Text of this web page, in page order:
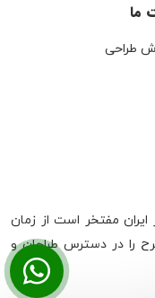
ما
طراحی
در ایران مفتخر است از زمان
را در دسترس طراحان و